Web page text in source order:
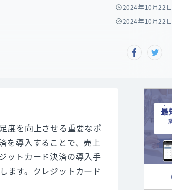
2024年10月22日
2024年10月22日
度を向上させる重要なポ
を導入することで、売上
ットカード決済の導入手
ます。クレジットカード